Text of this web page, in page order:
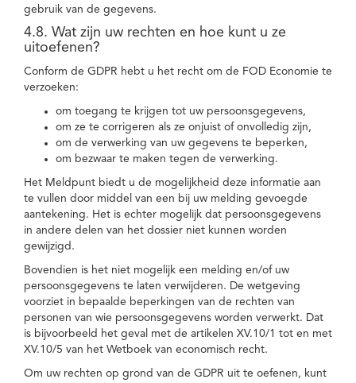
gebruik van de gegevens.
4.8. Wat zijn uw rechten en hoe kunt u ze
uitoefenen?
Conform de GDPR hebt u het recht om de FOD Economie te
verzoeken:
om toegang te krijgen tot uw persoonsgegevens,
om ze te corrigeren als ze onjuist of onvolledig zijn,
om de verwerking van uw gegevens te beperken,
om bezwaar te maken tegen de verwerking.
Het Meldpunt biedt u de mogelijkheid deze informatie aan
te vullen door middel van een bij uw melding gevoegde
aantekening. Het is echter mogelijk dat persoonsgegevens
in andere delen van het dossier niet kunnen worden
gewijzigd.
Bovendien is het niet mogelijk een melding en/of uw
persoonsgegevens te laten verwijderen. De wetgeving
voorziet in bepaalde beperkingen van de rechten van
personen van wie persoonsgegevens worden verwerkt. Dat
is bijvoorbeeld het geval met de artikelen XV.10/1 tot en met
XV.10/5 van het Wetboek van economisch recht.
Om uw rechten op grond van de GDPR uit te oefenen, kunt